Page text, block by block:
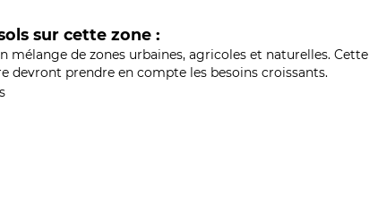
sur cette zone :
de zones urbaines, agricoles et naturelles. Cette
prendre en compte les besoins croissants.